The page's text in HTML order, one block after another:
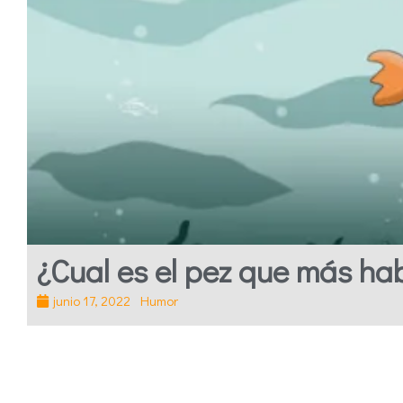
¿Cual es el pez que más
junio 17, 2022 Humor